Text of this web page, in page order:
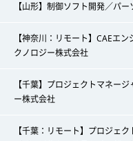
【山形】制御ソフト開発／パ
【神奈川：リモート】CAEエ
クノロジー株式会社
【千葉】プロジェクトマネー
ー株式会社
【千葉：リモート】プロジェ